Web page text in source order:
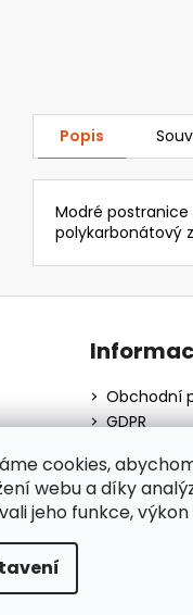
cookies,
webu a díky
jeho funkce,
Popis
Modré
polykarbonátový
Obchodní
GDPR
Moje
Blog